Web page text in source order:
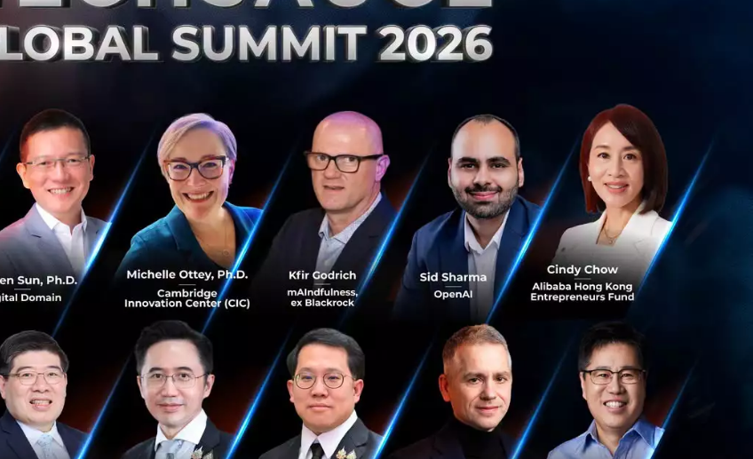
เกาหลีใต้ ตัดหน้า US เริ่มใช้ 5G เป็นประเทศแรกของ
โลกวันนี้
เกาหลีใต้กลายเป็นประเทศแรกของโลกที่ได้เริ่มใช้เครือข่าย 5G
ตัดหน้าอเมริกาเพียงไม่กี่ชั่วโมง เมื่อผู้ให้บริการโทรคมนาคม
ยักษ์ใหญ่ของเกาหลีใต้ 3 เจ้า ได้แก่ SK Telcom, KT และ LG
Uplus...
เมษายน 5, 2019| By
Issaree Chulakasem
News 5G LG Uplus
CPALL แจ้ง กลต. เข้าซื้อหุ้น Thai Smart Card
ทั้งหมด มูลค่าราว 788 ล้านบาท
เป็นความเคลื่อนไหวด้าน Digital Payment ที่น่าสนใจไม่น้อย